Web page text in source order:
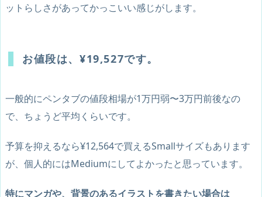
ットらしさがあってかっこいい感じがします。
お値段は、¥19,527です。
一般的にペンタブの値段相場が1万円弱〜3万円前後なの
で、ちょうど平均くらいです。
予算を抑えるなら¥12,564で買えるSmallサイズもあります
が、個人的にはMediumにしてよかったと思っています。
特にマンガや、背景のあるイラストを書きたい場合は